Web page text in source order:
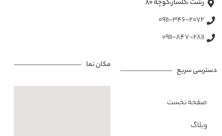
رشت ،گلسار،کوچه ۸۰
0911-346-2072
0911-847-2811
دسترسی سریع
صفحه نخست
وبلاگ
مکان نما